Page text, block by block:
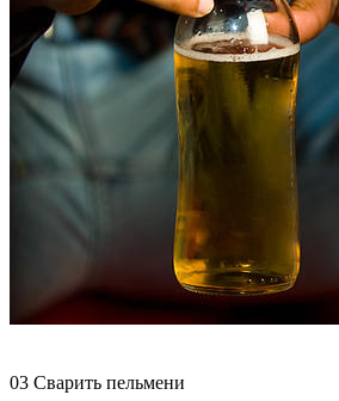
03 Сварить пельмени